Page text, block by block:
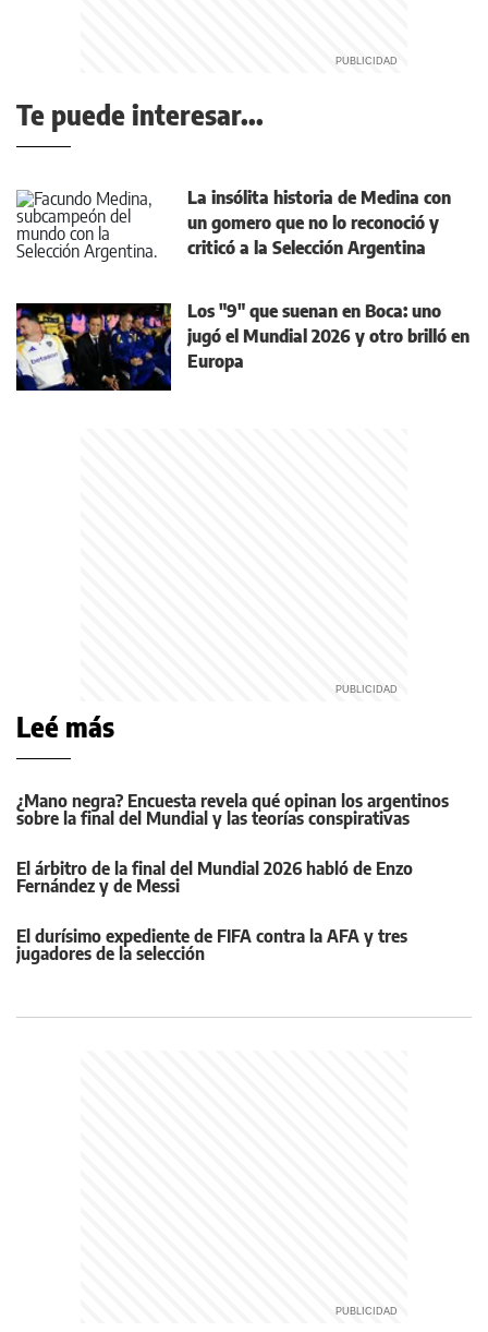
Te puede interesar...
La insólita historia de Medina con
un gomero que no lo reconoció y
criticó a la Selección Argentina
Los "9" que suenan en Boca: uno
jugó el Mundial 2026 y otro brilló en
Europa
Leé más
¿Mano negra? Encuesta revela qué opinan los argentinos
sobre la final del Mundial y las teorías conspirativas
El árbitro de la final del Mundial 2026 habló de Enzo
Fernández y de Messi
El durísimo expediente de FIFA contra la AFA y tres
jugadores de la selección